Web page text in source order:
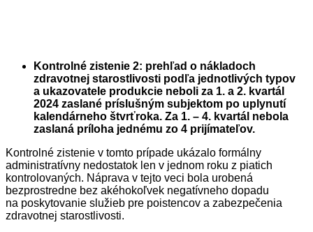
Kontrolné zistenie 2: prehľad o nákladoch
zdravotnej starostlivosti podľa jednotlivých typov
a ukazovatele produkcie neboli za 1. a 2. kvartál
2024 zaslané príslušným subjektom po uplynutí
kalendárneho štvrťroka. Za 1. – 4. kvartál nebola
zaslaná príloha jednému zo 4 prijímateľov.
Kontrolné zistenie v tomto prípade ukázalo formálny
administratívny nedostatok len v jednom roku z piatich
kontrolovaných. Náprava v tejto veci bola urobená
bezprostredne bez akéhokoľvek negatívneho dopadu
na poskytovanie služieb pre poistencov a zabezpečenia
zdravotnej starostlivosti.